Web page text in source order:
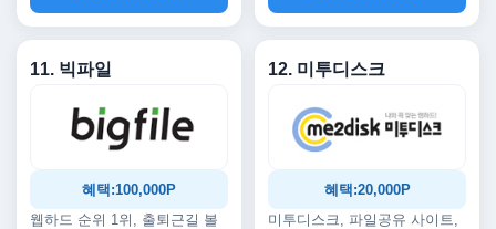
11. 빅파일
혜택:100,000P
웹하드 순위 1위, 출퇴근길 볼
12. 미투디스크
혜택:20,000P
미투디스크, 파일공유 사이트,